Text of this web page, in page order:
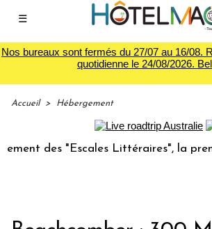
☰
Nos bureaux sont fermés du 27/07 au 16/08.
quotidienne le 24/08/2026.
Accueil > Hébergement
"Escales Littéraires", la première